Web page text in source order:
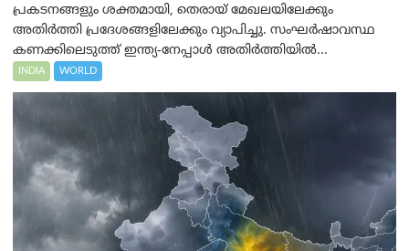
പ്രകടനങ്ങളും ശക്തമായി, തെരായ് മേഖലയിലേക്കും
അതിർത്തി പ്രദേശങ്ങളിലേക്കും വ്യാപിച്ചു. സംഘർഷാവസ്ഥ
കണക്കിലെടുത്ത് ഇന്ത്യ-നേപ്പാൾ അതിർത്തിയിൽ...
INDIA WORLD